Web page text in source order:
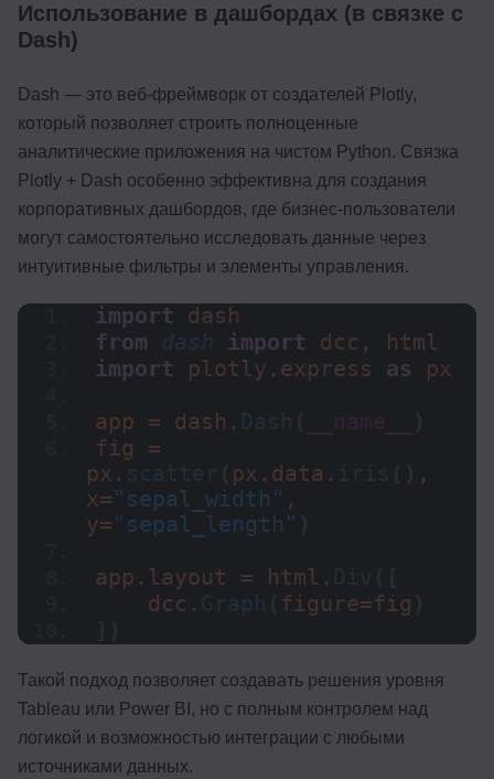
Использование в дашбордах (в связке с
Dash)
Dash — это веб-фреймворк от создателей Plotly,
который позволяет строить полноценные
аналитические приложения на чистом Python. Связка
Plotly + Dash особенно эффективна для создания
корпоративных дашбордов, где бизнес-пользователи
могут самостоятельно исследовать данные через
интуитивные фильтры и элементы управления.
import dash
from dash import dcc, html
import plotly.express as px
app = dash. Dash __name__
fig =
px. scatter px.data. iris
,
x="sepal_width" ,
y="sepal_length"
app.layout = html. Div
    dcc.
Graph figure=fig
Такой подход позволяет создавать решения уровня
Tableau или Power BI, но с полным контролем над
логикой и возможностью интеграции с любыми
источниками данных.